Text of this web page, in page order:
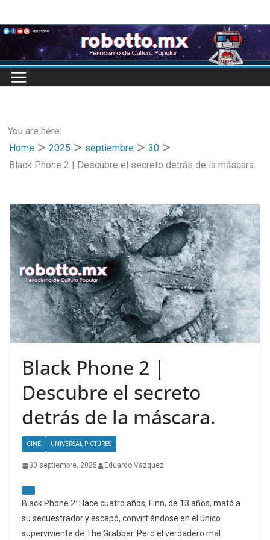
to
content
You are here:
Home
2025 septiembre
30
Black Phone 2 | Descubre el secreto detrás de la máscara.
Black Phone 2 |
Descubre el secreto
detrás de la máscara.
CINE UNIVERSAL PICTURES
30 septiembre, 2025 Eduardo Vazquez
Black Phone 2: Hace cuatro años, Finn, de 13 años, mató a
su secuestrador y escapó, convirtiéndose en el único
superviviente de The Grabber. Pero el verdadero mal